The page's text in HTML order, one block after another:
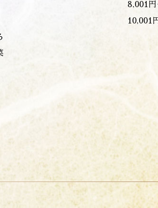
8,001円
10,001